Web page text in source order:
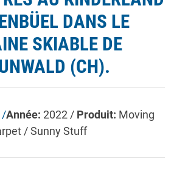
DANS LE
SKIABLE DE
(CH).
/Année: 2022 / Produit: Moving
/ Sunny Stuff